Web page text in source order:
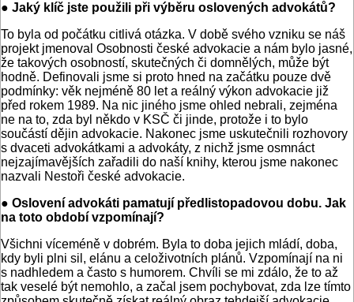
● Jaký klíč jste použili při výběru oslovených advokátů?
To byla od počátku citlivá otázka. V době svého vzniku se náš
projekt jmenoval Osobnosti české advokacie a nám bylo jasné,
že takových osobností, skutečných či domnělých, může být
hodně. Definovali jsme si proto hned na začátku pouze dvě
podmínky: věk nejméně 80 let a reálný výkon advokacie již
před rokem 1989. Na nic jiného jsme ohled nebrali, zejména
ne na to, zda byl někdo v KSČ či jinde, protože i to bylo
součástí dějin advokacie. Nakonec jsme uskutečnili rozhovory
s dvaceti advokátkami a advokáty, z nichž jsme osmnáct
nejzajímavějších zařadili do naší knihy, kterou jsme nakonec
nazvali Nestoři české advokacie.
● Oslovení advokáti pamatují předlistopadovou dobu. Jak
na toto období vzpomínají?
Všichni víceméně v dobrém. Byla to doba jejich mládí, doba,
kdy byli plni sil, elánu a celoživotních plánů. Vzpomínají na ni
s nadhledem a často s humorem. Chvíli se mi zdálo, že to až
tak veselé být nemohlo, a začal jsem pochybovat, zda lze tímto